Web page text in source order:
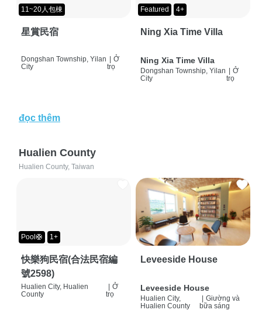
11~20人包棟
星賞民宿
Dongshan Township, Yilan
City
Ở
trọ
Featured 4+
Ning Xia Time Villa
Ning Xia Time Villa
Dongshan Township, Yilan
City
Ở
trọ
đọc thêm
Hualien County
Hualien County, Taiwan
Pool🛟 1+
快樂狗民宿(合法民宿編
號2598)
Hualien City, Hualien
County
Ở
trọ
Leveeside House
Leveeside House
Hualien City,
Hualien County
Giường và
bữa sáng